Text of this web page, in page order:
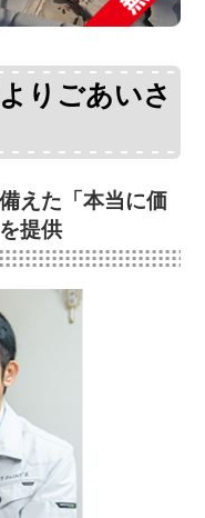
りごあいさ
えた 「本当に価
提供